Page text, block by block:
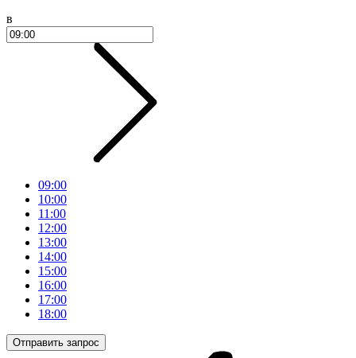
в
09:00
10:00
11:00
12:00
13:00
14:00
15:00
16:00
17:00
18:00
Отправить запрос